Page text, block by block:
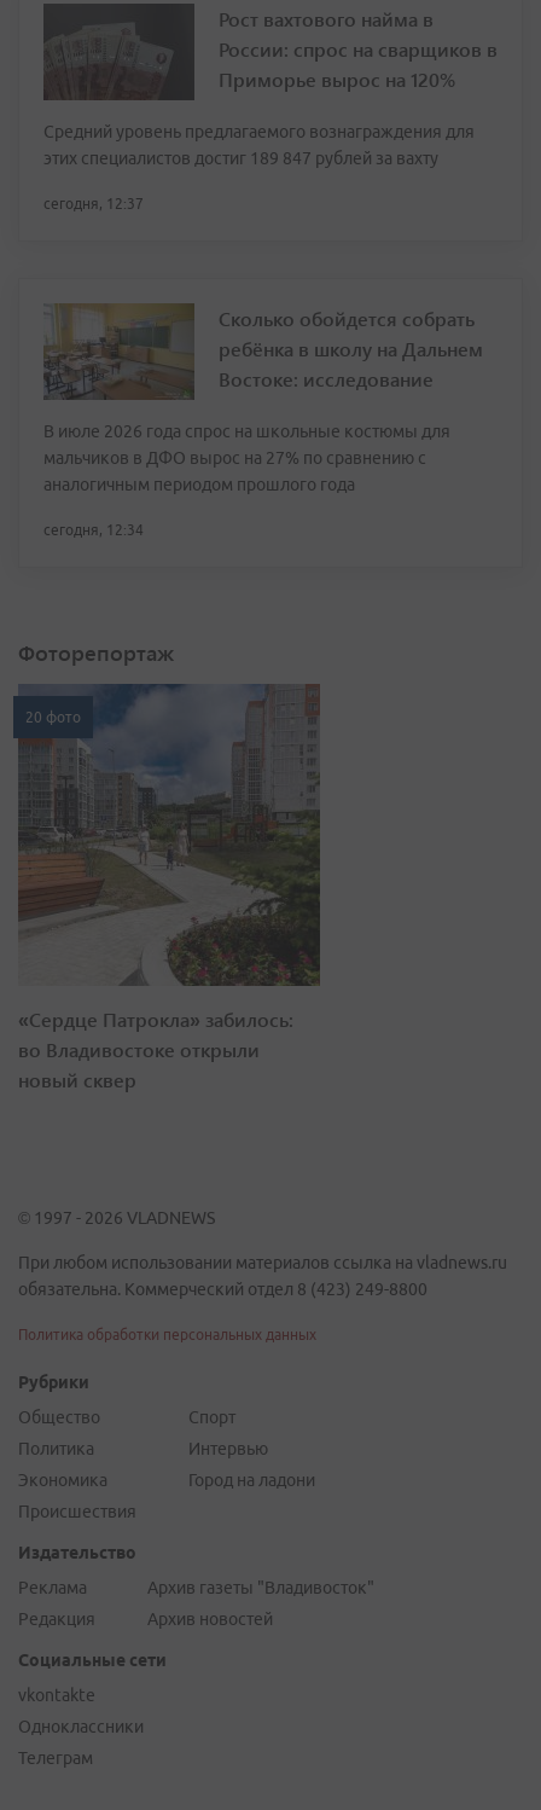
Рост вахтового найма в
России: спрос на сварщиков в
Приморье вырос на 120%
Средний уровень предлагаемого вознаграждения для
этих специалистов достиг 189 847 рублей за вахту
сегодня, 12:37
Сколько обойдется собрать
ребёнка в школу на Дальнем
Востоке: исследование
В июле 2026 года спрос на школьные костюмы для
мальчиков в ДФО вырос на 27% по сравнению с
аналогичным периодом прошлого года
сегодня, 12:34
Фоторепортаж
20 фото
«Сердце Патрокла» забилось:
во Владивостоке открыли
новый сквер
© 1997 - 2026 VLADNEWS
При любом использовании материалов ссылка на vladnews.ru
обязательна. Коммерческий отдел 8 (423) 249-8800
Политика обработки персональных данных
Рубрики
Общество
Политика
Экономика
Происшествия
Спорт
Интервью
Город на ладони
Издательство
Реклама
Редакция
Архив газеты "Владивосток"
Архив новостей
Социальные сети
vkontakte
Одноклассники
Телеграм